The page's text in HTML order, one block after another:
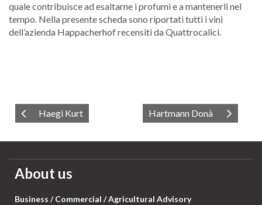
quale contribuisce ad esaltarne i profumi e a mantenerli nel
tempo. Nella presente scheda sono riportati tutti i vini
dell’azienda Happacherhof recensiti da Quattrocalici.
Haegi Kurt Hartmann Donà
About us
Business / Commercial / Agricultural Advisory